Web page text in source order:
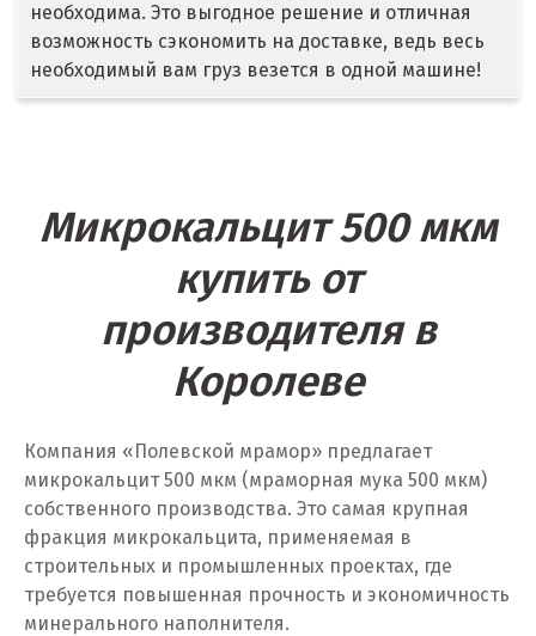
Тобольск
Тольятти
Тула
Урай
Уфа
Учалы
Ф
необходима. Это выгодное решение и отличная
возможность сэкономить на доставке, ведь весь
необходимый вам груз везется в одной машине!
Микрокальцит 500 мкм
купить от
производителя в
Королеве
Компания «Полевской мрамор» предлагает
микрокальцит 500 мкм (мраморная мука 500 мкм)
собственного производства. Это самая крупная
фракция микрокальцита, применяемая в
строительных и промышленных проектах, где
требуется повышенная прочность и экономичность
минерального наполнителя.